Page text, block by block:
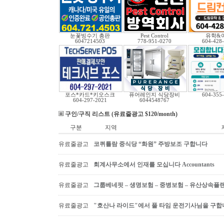
눈꽃빙수기 총판
6047214503
Pest Control
778-951-0270
유학&
604-
포스*카드*키오스크
604-297-2021
퓨어레인지 식당장비
6044548767
604-
구인/구직 리스트 (유료줄광고 $120/month)
구분
지역
유료줄광고 코퀴틀람 중식당 “화원” 주방보조 구합니다
유료줄광고 회계사무소에서 인재를 모십니다 Accountants
유료줄광고 그룹베네핏 – 생명보험 – 중병보험 – 유산상속플
유료줄광고 "호산나 라이드"에서 풀 타임 운전기사님을 구합